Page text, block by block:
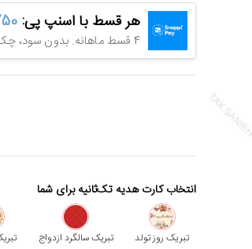
هر قسط با اسنپ پی:
4 قسط ماهانه. بدون سود، چک و ضامن.
انتخاب کارت هدیه تک‌ثانیه برای شما
تبریک روز تولد تبریک سالگرد ازدواج